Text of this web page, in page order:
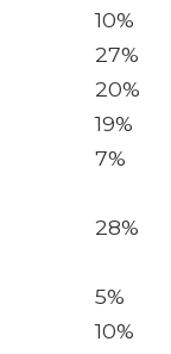
10%
27%
20%
19%
7%
28%
5%
10%